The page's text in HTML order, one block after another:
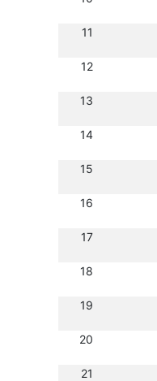
11
12
13
14
15
16
17
18
19
20
21